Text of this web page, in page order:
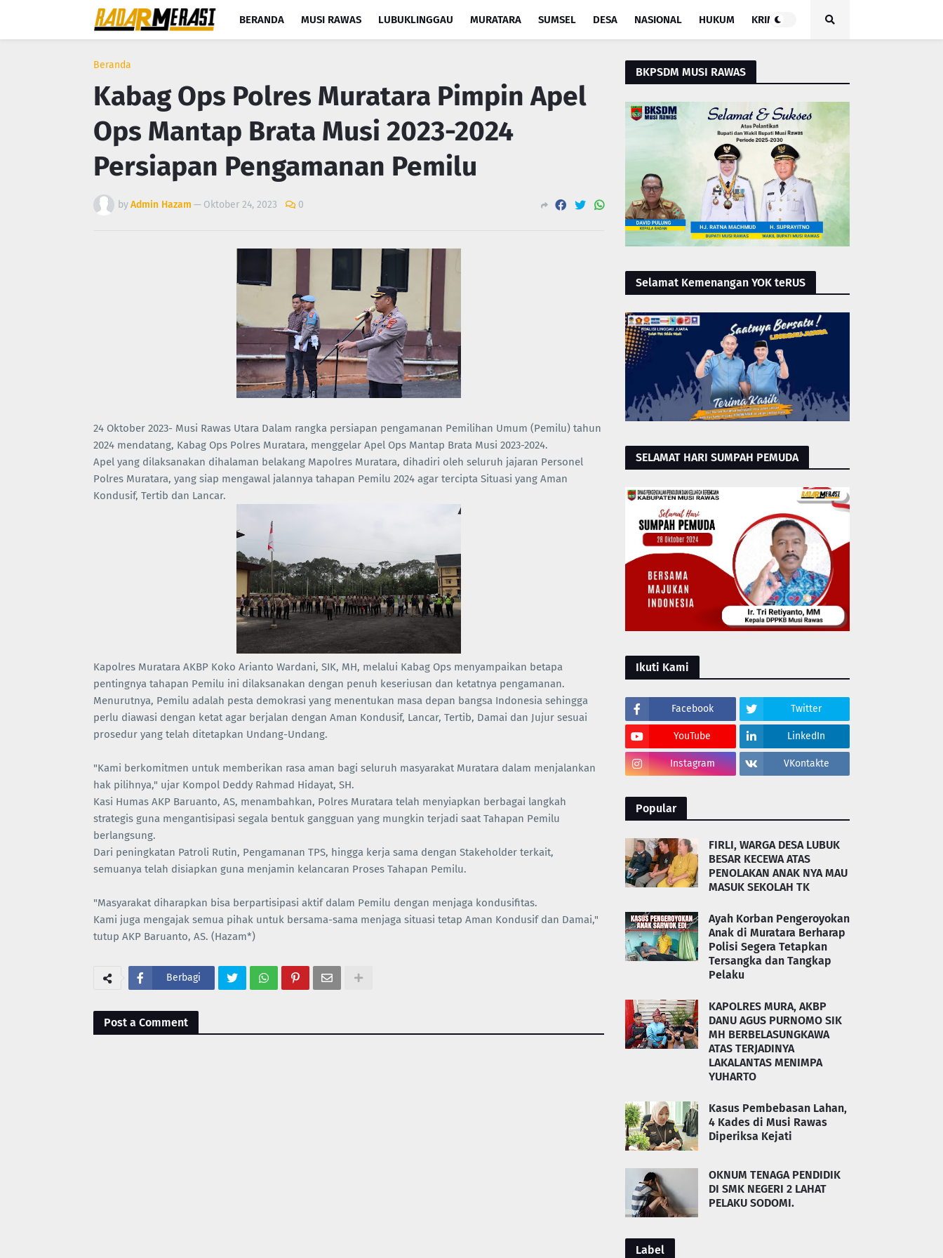
BERANDA MUSI RAWAS LUBUKLINGGAU MURATARA SUMSEL DESA NASIONAL HUKUM KRIMINAL
Beranda
Kabag Ops Polres Muratara Pimpin Apel
Ops Mantap Brata Musi 2023-2024
Persiapan Pengamanan Pemilu
byAdmin Hazam — Oktober 24, 2023 0
24 Oktober 2023- Musi Rawas Utara Dalam rangka persiapan pengamanan Pemilihan Umum (Pemilu) tahun
2024 mendatang, Kabag Ops Polres Muratara, menggelar Apel Ops Mantap Brata Musi 2023-2024.
Apel yang dilaksanakan dihalaman belakang Mapolres Muratara, dihadiri oleh seluruh jajaran Personel
Polres Muratara, yang siap mengawal jalannya tahapan Pemilu 2024 agar tercipta Situasi yang Aman
Kondusif, Tertib dan Lancar.
Kapolres Muratara AKBP Koko Arianto Wardani, SIK, MH, melalui Kabag Ops menyampaikan betapa
pentingnya tahapan Pemilu ini dilaksanakan dengan penuh keseriusan dan ketatnya pengamanan.
Menurutnya, Pemilu adalah pesta demokrasi yang menentukan masa depan bangsa Indonesia sehingga
perlu diawasi dengan ketat agar berjalan dengan Aman Kondusif, Lancar, Tertib, Damai dan Jujur sesuai
prosedur yang telah ditetapkan Undang-Undang.
"Kami berkomitmen untuk memberikan rasa aman bagi seluruh masyarakat Muratara dalam menjalankan
hak pilihnya," ujar Kompol Deddy Rahmad Hidayat, SH.
Kasi Humas AKP Baruanto, AS, menambahkan, Polres Muratara telah menyiapkan berbagai langkah
strategis guna mengantisipasi segala bentuk gangguan yang mungkin terjadi saat Tahapan Pemilu
berlangsung.
Dari peningkatan Patroli Rutin, Pengamanan TPS, hingga kerja sama dengan Stakeholder terkait,
semuanya telah disiapkan guna menjamin kelancaran Proses Tahapan Pemilu.
"Masyarakat diharapkan bisa berpartisipasi aktif dalam Pemilu dengan menjaga kondusifitas.
Kami juga mengajak semua pihak untuk bersama-sama menjaga situasi tetap Aman Kondusif dan Damai,"
tutup AKP Baruanto, AS. (Hazam*)
Berbagi
Post a Comment
BKPSDM MUSI RAWAS
Selamat Kemenangan YOK teRUS
SELAMAT HARI SUMPAH PEMUDA
Ikuti Kami
Facebook Twitter
YouTube LinkedIn
Instagram VKontakte
Popular
FIRLI, WARGA DESA LUBUK
BESAR KECEWA ATAS
PENOLAKAN ANAK NYA MAU
MASUK SEKOLAH TK
Ayah Korban Pengeroyokan
Anak di Muratara Berharap
Polisi Segera Tetapkan
Tersangka dan Tangkap
Pelaku
KAPOLRES MURA, AKBP
DANU AGUS PURNOMO SIK
MH BERBELASUNGKAWA
ATAS TERJADINYA
LAKALANTAS MENIMPA
YUHARTO
Kasus Pembebasan Lahan,
4 Kades di Musi Rawas
Diperiksa Kejati
OKNUM TENAGA PENDIDIK
DI SMK NEGERI 2 LAHAT
PELAKU SODOMI.
Label